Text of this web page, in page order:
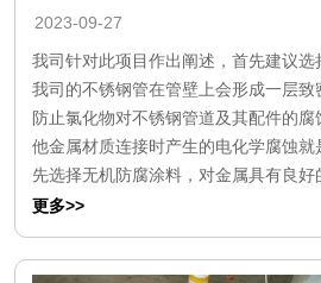
2023-09-27
我司针对此项目作出阐述，首先建议选
我司的不锈钢管在管壁上会形成一层
防止氯化物对不锈钢管道及其配件的
他金属材质连接时产生的电化学腐蚀
先选择无机防腐涂料，对金属具有良好
更多>>